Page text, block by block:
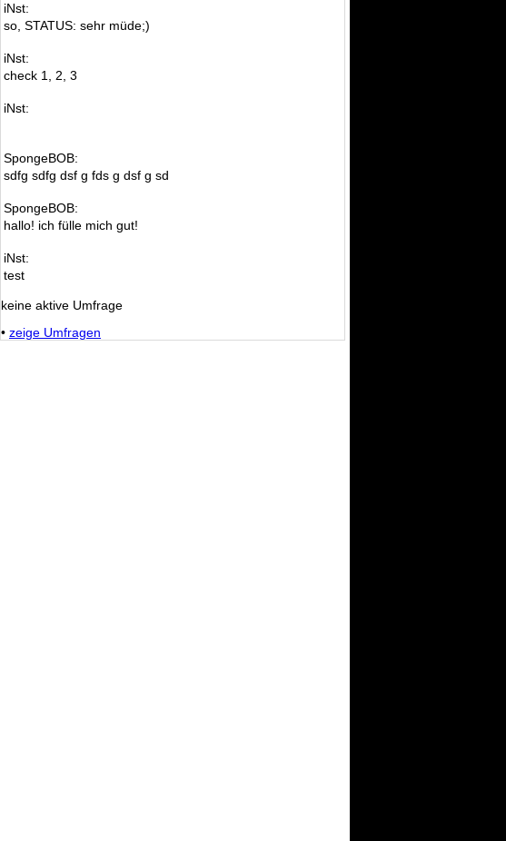
iNst:
so, STATUS: sehr müde;)
iNst:
check 1, 2, 3
iNst:
SpongeBOB:
sdfg sdfg dsf g fds g dsf g sd
SpongeBOB:
hallo! ich fülle mich gut!
iNst:
test
keine aktive Umfrage
• zeige Umfragen